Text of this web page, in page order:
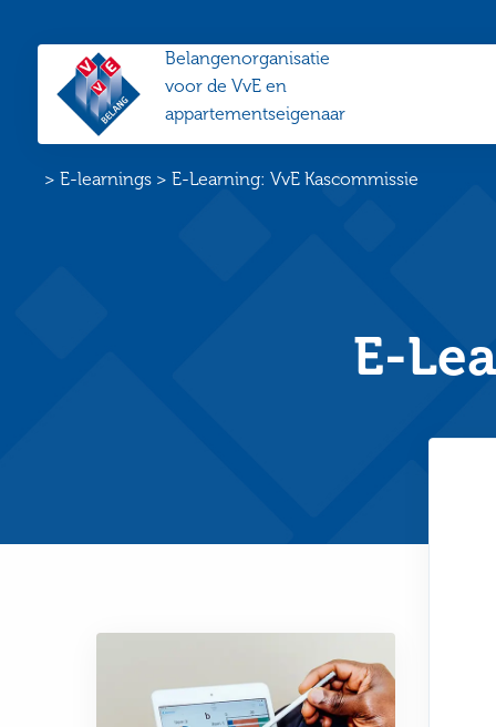
VvE
Belang
Belangenorganisatie
voor de VvE en
appartementseigenaar
Home
>E-learnings >E-Learning: VvE Kascommissie
E-